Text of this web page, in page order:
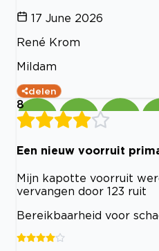
17 June 2026
René Krom
Mildam
delen
8
Een nieuw voorruit
Mijn kapotte voorruit
vervangen door 123 ruit
Bereikbaarheid voor